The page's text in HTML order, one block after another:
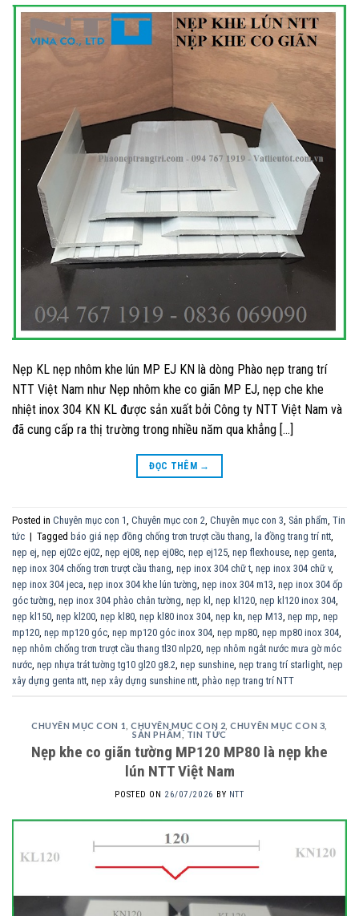
Nẹp KL nẹp nhôm khe lún MP EJ KN là dòng Phào nẹp trang trí
NTT Việt Nam như Nẹp nhôm khe co giãn MP EJ, nẹp che khe
nhiệt inox 304 KN KL được sản xuất bởi Công ty NTT Việt Nam và
đã cung cấp ra thị trường trong nhiều năm qua khẳng […]
ĐỌC THÊM →
Posted in Chuyên mục con 1, Chuyên mục con 2, Chuyên mục con 3, Sản phẩm, Tin
tức | Tagged báo giá nẹp đồng chống trơn trượt cầu thang, la đồng trang trí ntt,
nẹp ej, nẹp ej02c ej02, nẹp ej08, nẹp ej08c, nẹp ej125, nẹp flexhouse, nẹp genta,
nẹp inox 304 chống trơn trượt cầu thang, nẹp inox 304 chữ t, nẹp inox 304 chữ v,
nẹp inox 304 jeca, nẹp inox 304 khe lún tường, nẹp inox 304 m13, nẹp inox 304 ốp
góc tường, nẹp inox 304 phào chân tường, nẹp kl , nẹp kl120, nẹp kl120 inox 304,
nẹp kl150, nẹp kl200, nẹp kl80, nẹp kl80 inox 304, nẹp kn, nẹp M13, nẹp mp, nẹp
mp120, nẹp mp120 góc, nẹp mp120 góc inox 304, nẹp mp80, nẹp mp80 inox 304,
nẹp nhôm chống trơn trượt cầu thang tl30 nlp20, nẹp nhôm ngắt nước mưa gờ móc
nước, nẹp nhựa trát tường tg10 gl20 g8.2, nẹp sunshine, nẹp trang trí starlight, nẹp
xây dựng genta ntt, nẹp xây dựng sunshine ntt, phào nẹp trang trí NTT
CHUYÊN MỤC CON 1 ,CHUYÊN MỤC CON 2 ,CHUYÊN MỤC CON 3
SẢN PHẨM , TIN TỨC
Nẹp khe co giãn tường MP120 MP80 là nẹp khe
lún NTT Việt Nam
POSTED ON 26/07/2026 BY NTT